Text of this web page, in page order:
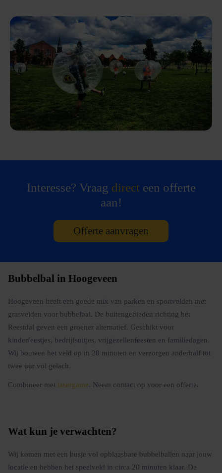
Interesse? Vraag directeen offerte
aan!
Offerte aanvragen
Bubbelbal in Hoogeveen
Hoogeveen heeft een goede mix van parken en sportvelden met
grasvelden voor bubbelbal. De buitengebieden richting het
Reestdal geven een groener alternatief. Geschikt voor
kinderfeestjes, bedrijfsuitjes, vrijgezellenfeesten en familiedagen.
Wij bouwen het veld op in 20 minuten en verzorgen anderhalf tot
twee uur vol gelach.
Combineer met lasergame. Neem contact op voor een offerte.
Wat kun je verwachten?
Wij komen met een busje vol opblaasbare bubbelballen naar jouw
locatie en hebben het speelveld in circa 20 minuten klaar. De